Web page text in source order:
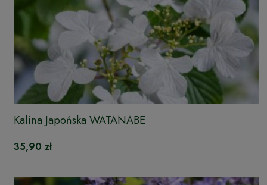
Kalina Japońska WATANABE
35,90 zł